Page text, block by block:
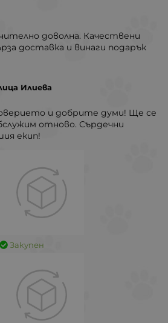
доволна. Качествени
доставка и винаги подарък
Илиева
и добрите думи! Ще се
отново. Сърдечни
екип!
Закупен